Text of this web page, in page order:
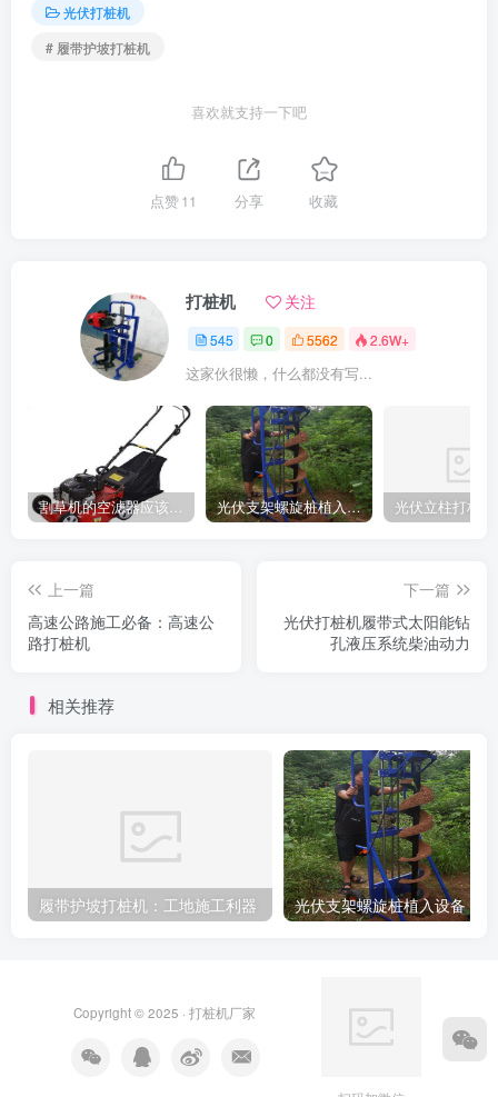
光伏打桩机
# 履带护坡打桩机
喜欢就支持一下吧
点赞11 分享 收藏
打桩机 关注
545 0 5562 2.6W+
这家伙很懒，什么都没有写...
割草机的空滤器应该怎么清洁 光伏支架螺旋桩植入设备：高效光伏支架安装工具，螺旋桩植入快速稳固
上一篇
高速公路施工必备：高速公
路打桩机
下一篇
光伏打桩机履带式太阳能钻
孔液压系统柴油动力
相关推荐
履带护坡打桩机：工地施工利器
Copyright © 2025 · 打桩机厂家